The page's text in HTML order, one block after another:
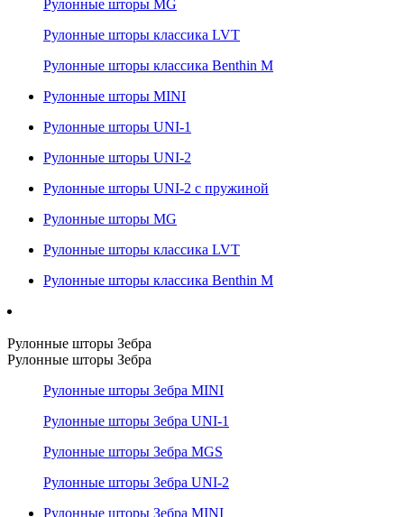
Рулонные шторы MG
Рулонные шторы классика LVT
Рулонные шторы классика Benthin M
Рулонные шторы MINI
Рулонные шторы UNI-1
Рулонные шторы UNI-2
Рулонные шторы UNI-2 с пружиной
Рулонные шторы MG
Рулонные шторы классика LVT
Рулонные шторы классика Benthin M
Рулонные шторы Зебра
Рулонные шторы Зебра
Рулонные шторы Зебра MINI
Рулонные шторы Зебра UNI-1
Рулонные шторы Зебра MGS
Рулонные шторы Зебра UNI-2
Рулонные шторы Зебра MINI